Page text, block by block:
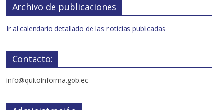
Archivo de publicaciones
Ir al calendario detallado de las noticias publicadas
Contacto:
info@quitoinforma.gob.ec